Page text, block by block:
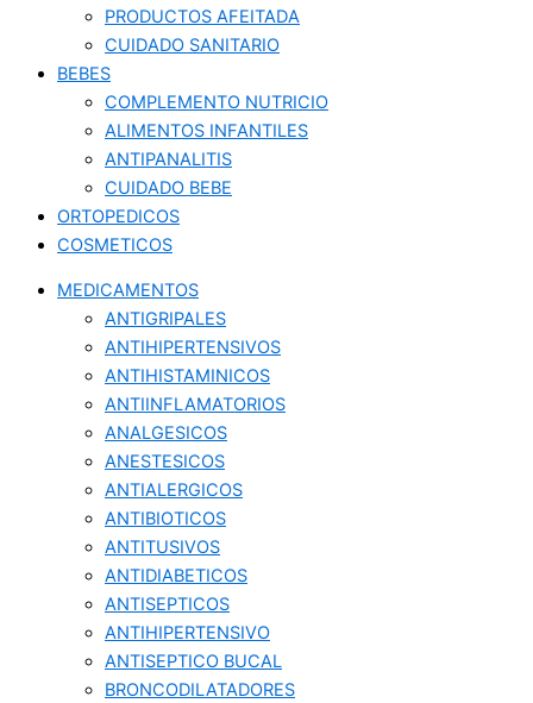
PRODUCTOS AFEITADA
CUIDADO SANITARIO
BEBES
COMPLEMENTO NUTRICIO
ALIMENTOS INFANTILES
ANTIPANALITIS
CUIDADO BEBE
ORTOPEDICOS
COSMETICOS
MEDICAMENTOS
ANTIGRIPALES
ANTIHIPERTENSIVOS
ANTIHISTAMINICOS
ANTIINFLAMATORIOS
ANALGESICOS
ANESTESICOS
ANTIALERGICOS
ANTIBIOTICOS
ANTITUSIVOS
ANTIDIABETICOS
ANTISEPTICOS
ANTIHIPERTENSIVO
ANTISEPTICO BUCAL
BRONCODILATADORES